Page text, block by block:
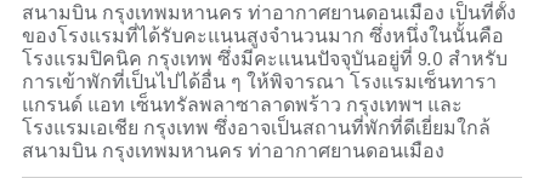
สนามบิน กรุงเทพมหานคร ท่าอากาศยานดอนเมือง เป็นที่ตั้ง
ของโรงแรมที่ได้รับคะแนนสูงจำนวนมาก ซึ่งหนึ่งในนั้นคือ
โรงแรมปิคนิค กรุงเทพ ซึ่งมีคะแนนปัจจุบันอยู่ที่ 9.0 สำหรับ
การเข้าพักที่เป็นไปได้อื่น ๆ ให้พิจารณา โรงแรมเซ็นทารา
แกรนด์ แอท เซ็นทรัลพลาซาลาดพร้าว กรุงเทพฯ และ
โรงแรมเอเชีย กรุงเทพ ซึ่งอาจเป็นสถานที่พักที่ดีเยี่ยมใกล้
สนามบิน กรุงเทพมหานคร ท่าอากาศยานดอนเมือง